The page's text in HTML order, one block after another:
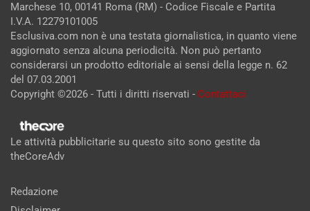
Marchese 10, 00141 Roma (RM) - Codice Fiscale e Partita
I.V.A. 12279101005
Esclusiva.com non è una testata giornalistica, in quanto viene
aggiornato senza alcuna periodicità. Non può pertanto
considerarsi un prodotto editoriale ai sensi della legge n. 62
del 07.03.2001
Copyright ©2026 - Tutti i diritti riservati - Contattaci
Le attività pubblicitarie su questo sito sono gestite da
theCoreAdv
Redazione